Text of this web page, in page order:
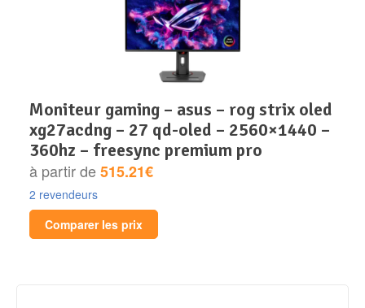
moniteur gaming – asus – rog strix oled
xg27acdng – 27 qd-oled – 2560×1440 –
360hz – freesync premium pro
à partir de515.21€
2 revendeurs
Comparer les prix